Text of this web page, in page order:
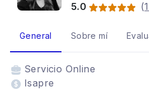
5.0
(
General Sobre mí
Servicio Online
Isapre